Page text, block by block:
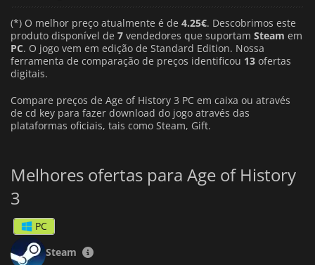
10.62€
(*) O melhor preço atualmente é de 4.25€. Descobrimos este
produto disponível de 7 vendedores que suportam Steam em
PC. O jogo vem em edição de Standard Edition. Nossa
ferramenta de comparação de preços identificou 13 ofertas
digitais.
Compare preços de Age of History 3 PC em caixa ou através
de cd key para fazer download do jogo através das
plataformas oficiais, tais como Steam, Gift.
Melhores ofertas para Age of History
3
PC
Steam